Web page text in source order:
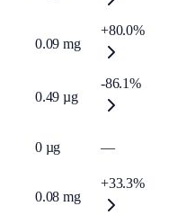
0.09 mg
+80.0%
0.49 µg
-86.1%
0 µg —
0.08 mg
+33.3%